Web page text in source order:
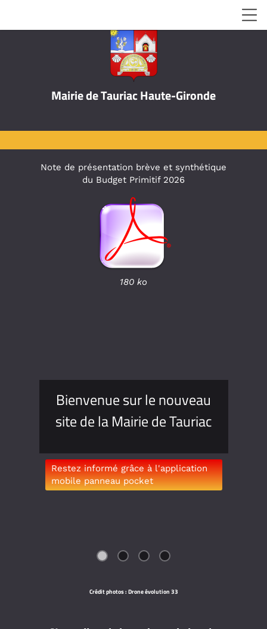
Mairie de Tauriac Haute-Gironde
Note de présentation brève et synthétique
du Budget Primitif 2026
180 ko
Bienvenue sur le nouveau
site de la Mairie de Tauriac
Restez informé grâce à l'application
mobile panneau pocket
Crédit photos : Drone évolution 33